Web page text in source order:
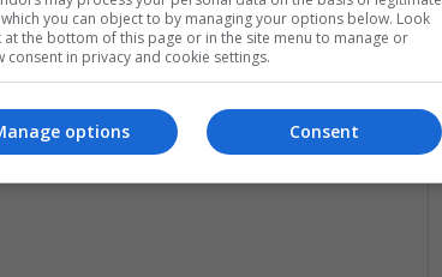
que se encarga de enviar
y 800 mil clientes activos.
de familia mexicana).
you can object to by managing your options below. Look
at the bottom of this page or in the site menu to manage or
consent in privacy and cookie settings.
Consent
options